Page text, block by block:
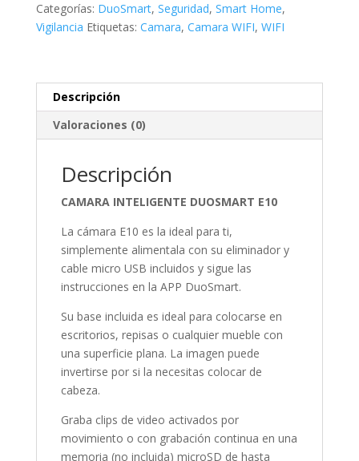
Categorías: DuoSmart, Seguridad, Smart Home,
Vigilancia Etiquetas: Camara, Camara WIFI, WIFI
Descripción
Valoraciones (0)
Descripción
CAMARA INTELIGENTE DUOSMART E10
La cámara E10 es la ideal para ti,
simplemente alimentala con su eliminador y
cable micro USB incluidos y sigue las
instrucciones en la APP DuoSmart.
Su base incluida es ideal para colocarse en
escritorios, repisas o cualquier mueble con
una superficie plana. La imagen puede
invertirse por si la necesitas colocar de
cabeza.
Graba clips de video activados por
movimiento o con grabación continua en una
memoria (no incluida) microSD de hasta